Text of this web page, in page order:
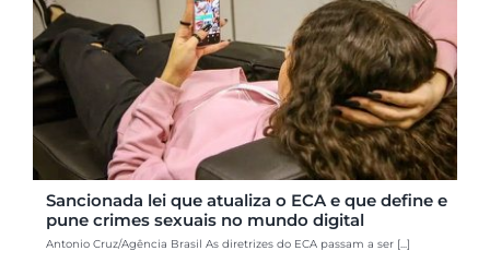
Sancionada lei que atualiza o ECA e que define e
pune crimes sexuais no mundo digital
Antonio Cruz/Agência Brasil As diretrizes do ECA passam a ser [...]